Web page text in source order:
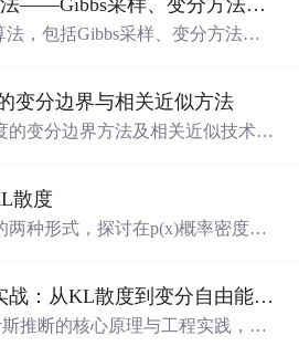
，强调了在优化过程中的策略和
，包括Gibbs采样、变分方法、
RBM学习过程，而模拟退火算法
，用于避免局部最优。
变分边界与相关近似方法
变分边界方法及相关近似技术，
多种优化策略，并探讨了不同方
散度
种形式，探讨在p(x)概率密度大
变分贝叶斯推断实战：从KL散度到变分自由能的优化路径
推断的核心原理与工程实践，重